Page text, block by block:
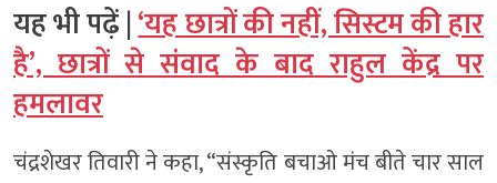
यह भी पढ़ें |‘यह छात्रों की नहीं, सिस्टम की हार
है’, छात्रों से संवाद के बाद राहुल केंद्र पर
हमलावर
चंद्रशेखर तिवारी ने कहा, “संस्कृति बचाओ मंच बीते चार साल